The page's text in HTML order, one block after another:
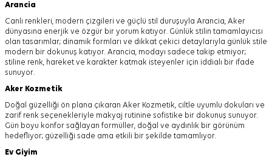
Arancia
Canlı renkleri, modern çizgileri ve güçlü stil duruşuyla Arancia, Aker
dünyasına enerjik ve özgür bir yorum katıyor. Günlük stilin tamamlayıcısı
olan tasarımlar; dinamik formları ve dikkat çekici detaylarıyla günlük stile
modern bir dokunuş katıyor. Arancia, modayı sadece takip etmiyor;
stiline renk, hareket ve karakter katmak isteyenler için iddialı bir ifade
sunuyor.
Aker Kozmetik
Doğal güzelliği ön plana çıkaran Aker Kozmetik, ciltle uyumlu dokuları ve
zarif renk seçenekleriyle makyaj rutinine sofistike bir dokunuş sunuyor.
Gün boyu konfor sağlayan formüller, doğal ve aydınlık bir görünüm
hedefliyor; güzelliği sade ama etkili bir şekilde tamamlıyor.
Ev Giyim